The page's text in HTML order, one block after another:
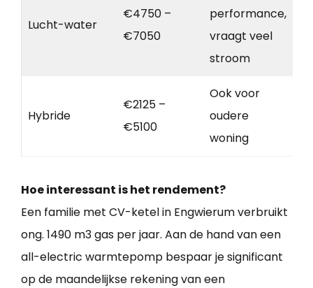
Lucht-water
€4750 –
€7050
performance,
vraagt veel
stroom
Hybride
€2125 –
€5100
Ook voor
oudere
woning
Hoe interessant is het rendement?
Een familie met CV-ketel in Engwierum verbruikt
ong. 1490 m3 gas per jaar. Aan de hand van een
all-electric warmtepomp bespaar je significant
op de maandelijkse rekening van een